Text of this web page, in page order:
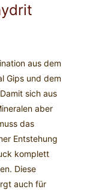
aus dem
Gips und dem
sich aus
aber
das
Entstehung
komplett
Diese
auch für